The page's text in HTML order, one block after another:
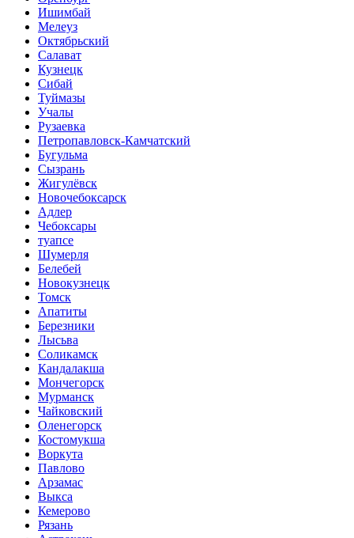
Ишимбай
Мелеуз
Октябрьский
Салават
Кузнецк
Сибай
Туймазы
Учалы
Рузаевка
Петропавловск-Камчатский
Бугульма
Сызрань
Жигулёвск
Новочебоксарск
Адлер
Чебоксары
туапсе
Шумерля
Белебей
Новокузнецк
Томск
Апатиты
Березники
Лысьва
Соликамск
Кандалакша
Мончегорск
Мурманск
Чайковский
Оленегорск
Костомукша
Воркута
Павлово
Арзамас
Выкса
Кемерово
Рязань